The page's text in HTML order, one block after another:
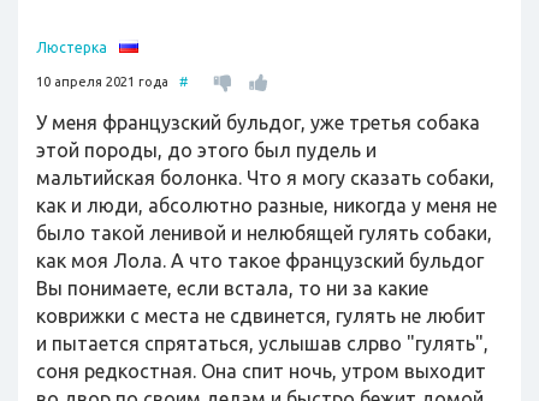
Люстерка
10 апреля 2021 года #
У меня французский бульдог, уже третья собака
этой породы, до этого был пудель и
мальтийская болонка. Что я могу сказать собаки,
как и люди, абсолютно разные, никогда у меня не
было такой ленивой и нелюбящей гулять собаки,
как моя Лола. А что такое французский бульдог
Вы понимаете, если встала, то ни за какие
коврижки с места не сдвинется, гулять не любит
и пытается спрятаться, услышав слрво "гулять",
соня редкостная. Она спит ночь, утром выходит